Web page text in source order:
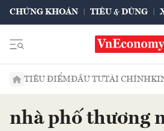
CHỨNG KHOÁN TIÊU & DÙNG
TIÊU ĐIỂMĐẦU TƯTÀI CHÍNH
nhà phố thương